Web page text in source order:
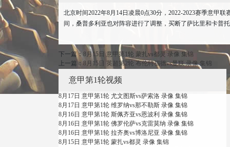
北京时间2022年8月14日凌晨0点30分，2022-2023赛季意甲
间，桑普多利亚也对阵容进行了调整，买断了萨比里和卡普
下一篇：8月15日 意甲第1轮 蒙扎vs都灵 录像 集锦
上一篇：8月15日 英超第2轮 布伦特福德vs曼联 录像 集锦
意甲第1轮视频
8月17日 意甲第1轮 尤文图斯vs萨索洛 录像 集锦
8月17日 意甲第1轮 维罗纳vs那不勒斯 录像 集锦
8月16日 意甲第1轮 斯佩齐亚vs恩波利 录像 集锦
8月16日 意甲第1轮 佛罗伦萨vs克雷莫纳 录像 集锦
8月16日 意甲第1轮 拉齐奥vs博洛尼亚 录像 集锦
8月15日 意甲第1轮 蒙扎vs都灵 录像 集锦